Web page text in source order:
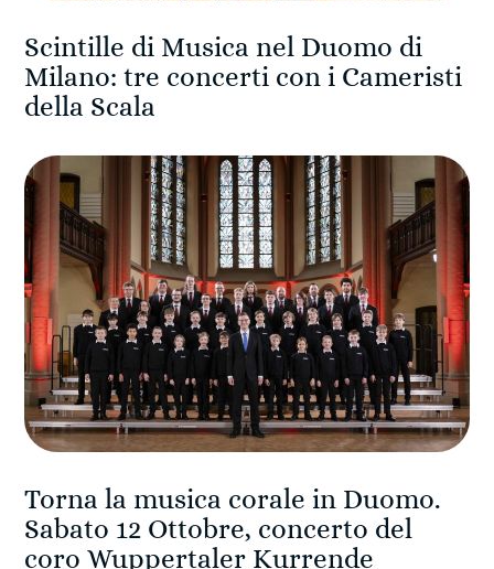
Scintille di Musica nel Duomo di
Milano: tre concerti con i Cameristi
della Scala
Torna la musica corale in Duomo.
Sabato 12 Ottobre, concerto del
coro Wuppertaler Kurrende